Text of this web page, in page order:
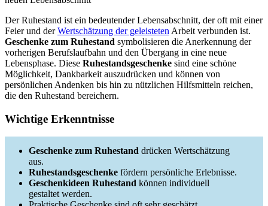
Der Ruhestand ist ein bedeutender Lebensabschnitt, der oft mit einer
Feier und derWertschätzung der geleisteten Arbeit verbunden ist.
Geschenke zum Ruhestand symbolisieren die Anerkennung der
vorherigen Berufslaufbahn und den Übergang in eine neue
Lebensphase. Diese Ruhestandsgeschenke sind eine schöne
Möglichkeit, Dankbarkeit auszudrücken und können von
persönlichen Andenken bis hin zu nützlichen Hilfsmitteln reichen,
die den Ruhestand bereichern.
Wichtige Erkenntnisse
Geschenke zum Ruhestand drücken Wertschätzung
aus.
Ruhestandsgeschenke fördern persönliche Erlebnisse.
Geschenkideen Ruhestand können individuell
gestaltet werden.